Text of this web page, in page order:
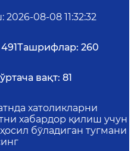
: 2026-08-08 11:32:32
491Ташрифлар: 260
вақт: 81
хатоликларни
хабардор қилиш учун
бўладиган тугмани